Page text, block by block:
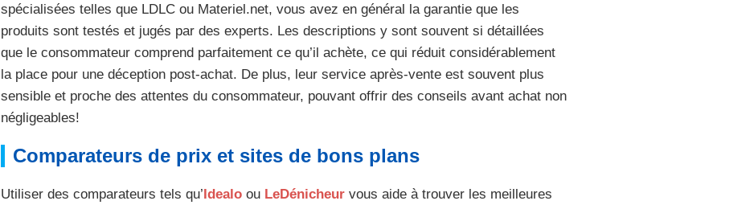
spécialisées telles que LDLC ou Materiel.net, vous avez en général la garantie que les
produits sont testés et jugés par des experts. Les descriptions y sont souvent si détaillées
que le consommateur comprend parfaitement ce qu’il achète, ce qui réduit considérablement
la place pour une déception post-achat. De plus, leur service après-vente est souvent plus
sensible et proche des attentes du consommateur, pouvant offrir des conseils avant achat non
négligeables!
Comparateurs de prix et sites de bons plans
Utiliser des comparateurs tels qu’Idealo ou LeDénicheur vous aide à trouver les meilleures